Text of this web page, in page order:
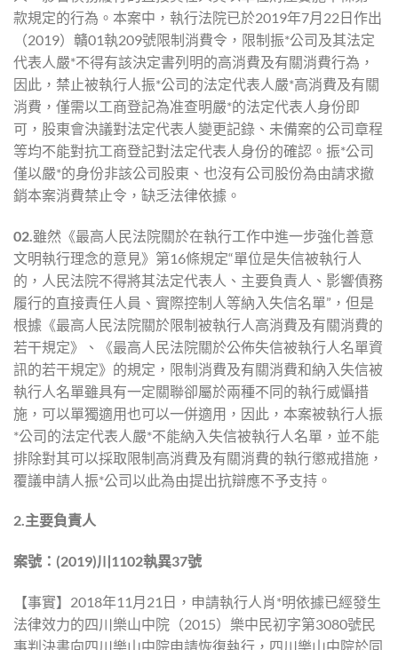
款規定的行為。本案中，執行法院已於2019年7月22日作出
（2019）贛01執209號限制消費令，限制振*公司及其法定
代表人嚴*不得有該決定書列明的高消費及有關消費行為，
因此，禁止被執行人振*公司的法定代表人嚴*高消費及有關
消費，僅需以工商登記為准查明嚴*的法定代表人身份即
可，股東會決議對法定代表人變更記錄、未備案的公司章程
等均不能對抗工商登記對法定代表人身份的確認。振*公司
僅以嚴*的身份非該公司股東、也沒有公司股份為由請求撤
銷本案消費禁止令，缺乏法律依據。
02. 雖然《最高人民法院關於在執行工作中進一步強化善意
文明執行理念的意見》第16條規定“單位是失信被執行人
的，人民法院不得將其法定代表人、主要負責人、影響債務
履行的直接責任人員、實際控制人等納入失信名單”，但是
根據《最高人民法院關於限制被執行人高消費及有關消費的
若干規定》、《最高人民法院關於公佈失信被執行人名單資
訊的若干規定》的規定，限制消費及有關消費和納入失信被
執行人名單雖具有一定關聯卻屬於兩種不同的執行威懾措
施，可以單獨適用也可以一併適用，因此，本案被執行人振
*公司的法定代表人嚴*不能納入失信被執行人名單，並不能
排除對其可以採取限制高消費及有關消費的執行懲戒措施，
覆議申請人振*公司以此為由提出抗辯應不予支持。
2.主要負責人
案號： (2019)川1102執異37號
【事實】2018年11月21日，申請執行人肖*明依據已經發生
法律效力的四川樂山中院（2015）樂中民初字第3080號民
事判決書向四川樂山中院申請恢復執行，四川樂山中院於同